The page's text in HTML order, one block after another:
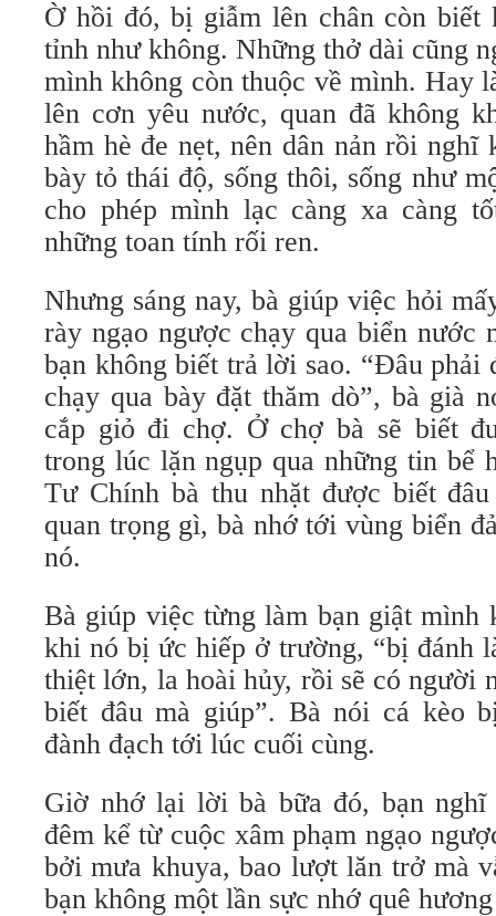
Ờ hồi đó, bị giẫm lên chân còn biết
tỉnh như không. Những thở dài cũng
mình không còn thuộc về mình. Hay
lên cơn yêu nước, quan đã không
hầm hè đe nẹt, nên dân nản rồi nghĩ
bày tỏ thái độ, sống thôi, sống như
cho phép mình lạc càng xa càng
những toan tính rối ren.
Nhưng sáng nay, bà giúp việc hỏi
rày ngạo ngược chạy qua biển nước
bạn không biết trả lời sao. “Đâu phải
chạy qua bày đặt thăm dò”, bà già
cắp giỏ đi chợ. Ở chợ bà sẽ biết
trong lúc lặn ngụp qua những tin bể
Tư Chính bà thu nhặt được biết
quan trọng gì, bà nhớ tới vùng biển
nó.
Bà giúp việc từng làm bạn giật mình
khi nó bị ức hiếp ở trường, “bị đánh
thiệt lớn, la hoài hủy, rồi sẽ có người
biết đâu mà giúp”. Bà nói cá kèo
đành đạch tới lúc cuối cùng.
Giờ nhớ lại lời bà bữa đó, bạn
đêm kể từ cuộc xâm phạm ngạo
bởi mưa khuya, bao lượt lăn trở mà
bạn không một lần sực nhớ quê